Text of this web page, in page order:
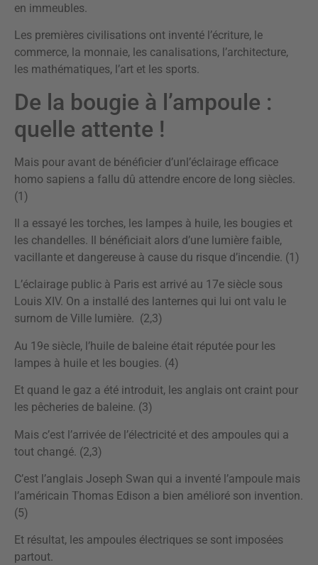
en immeubles.
Les premières civilisations ont inventé l’écriture, le
commerce, la monnaie, les canalisations, l’architecture,
les mathématiques, l’art et les sports.
De la bougie à l’ampoule :
quelle attente !
Mais pour avant de bénéficier d’unl’éclairage efficace
homo sapiens a fallu dû attendre encore de long siècles.
(1)
Il a essayé les torches, les lampes à huile, les bougies et
les chandelles. Il bénéficiait alors d’une lumière faible,
vacillante et dangereuse à cause du risque d’incendie. (1)
L’éclairage public à Paris est arrivé au 17e siècle sous
Louis XIV. On a installé des lanternes qui lui ont valu le
surnom de Ville lumière. (2,3)
Au 19e siècle, l’huile de baleine était réputée pour les
lampes à huile et les bougies. (4)
Et quand le gaz a été introduit, les anglais ont craint pour
les pêcheries de baleine. (3)
Mais c’est l’arrivée de l’électricité et des ampoules qui a
tout changé. (2,3)
C’est l’anglais Joseph Swan qui a inventé l’ampoule mais
l’américain Thomas Edison a bien amélioré son invention.
(5)
Et résultat, les ampoules électriques se sont imposées
partout.